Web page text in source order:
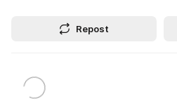
Repost